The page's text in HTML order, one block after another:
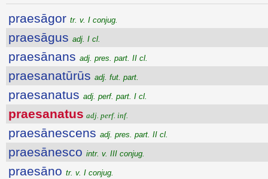
praesāgor tr. v. I conjug.
praesāgus adj. I cl.
praesānans adj. pres. part. II cl.
praesanatūrūs adj. fut. part.
praesanatus adj. perf. part. I cl.
praesanatus adj. perf. inf.
praesānescens adj. pres. part. II cl.
praesānesco intr. v. III conjug.
praesāno tr. v. I conjug.